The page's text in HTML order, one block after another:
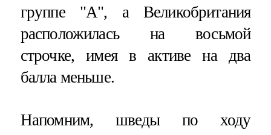
группе "А", а Великобритания
расположилась на восьмой
строчке, имея в активе на два
балла меньше.
Напомним, шведы по ходу